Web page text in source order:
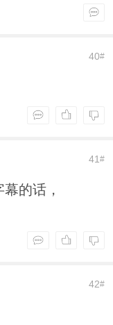
40#
41#
的话，
42#